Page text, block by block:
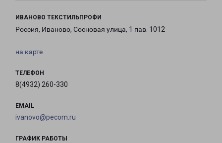
ИВАНОВО ТЕКСТИЛЬПРОФИ
Россия, Иваново, Сосновая улица, 1 пав. 1012
на карте
ТЕЛЕФОН
8(4932) 260-330
EMAIL
ivanovo@pecom.ru
ГРАФИК РАБОТЫ